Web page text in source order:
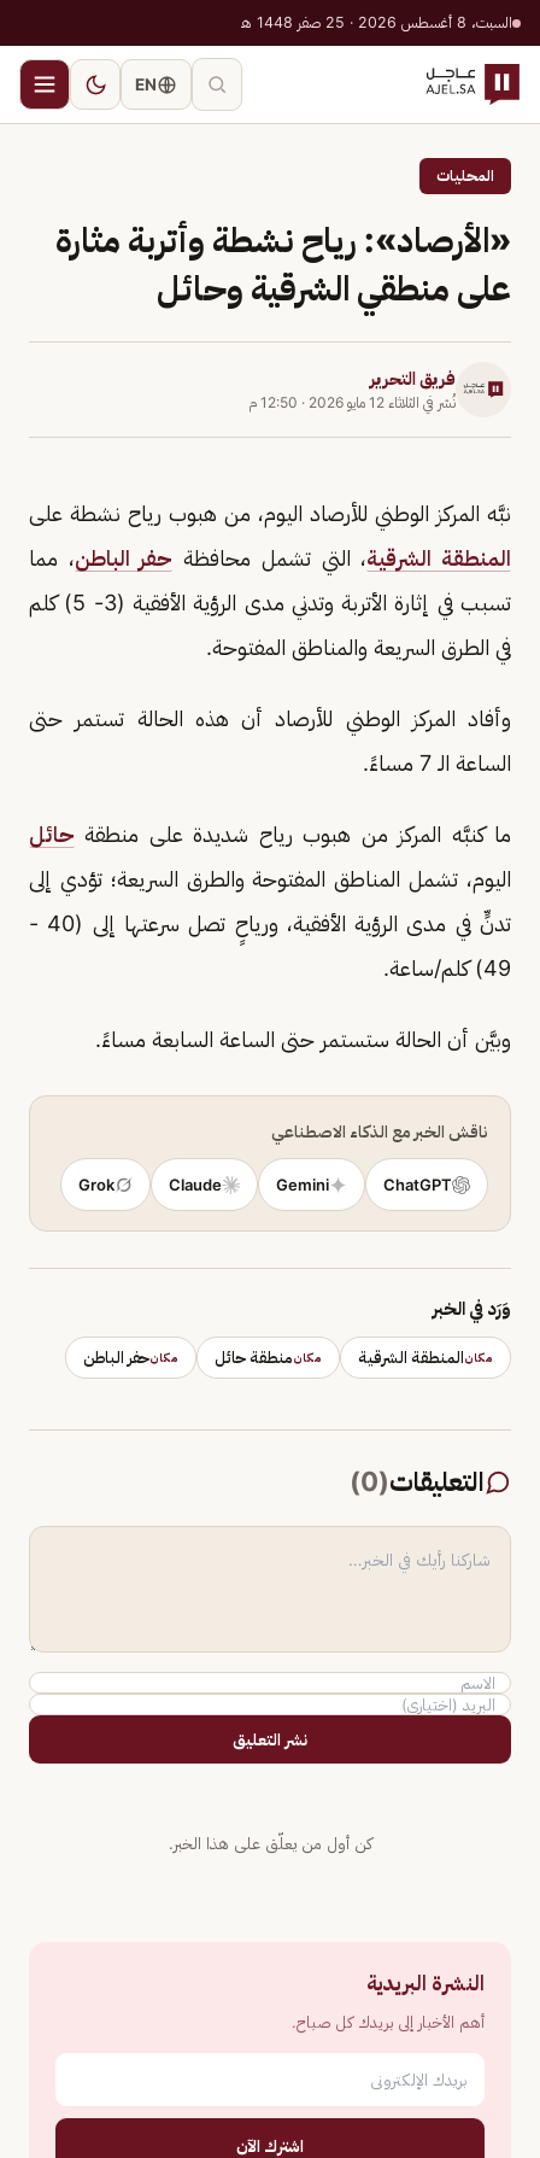
السبت، 8 أغسطس 2026 · 25 صفر 1448 هـ
EN
المحليات
«الأرصاد»: رياح نشطة وأتربة مثارة
على منطقي الشرقية وحائل
فريق التحرير
نُشر في الثلاثاء 12 مايو 2026 · 12:50 م
نبَّه المركز الوطني للأرصاد اليوم، من هبوب رياح نشطة على
المنطقة الشرقية، التي تشمل محافظة حفر الباطن، مما
تسبب في إثارة الأتربة وتدني مدى الرؤية الأفقية (3- 5) كلم
في الطرق السريعة والمناطق المفتوحة.
وأفاد المركز الوطني للأرصاد أن هذه الحالة تستمر حتى
الساعة الـ 7 مساءً.
ما كنبَّه المركز من هبوب رياح شديدة على ‏منطقة ‏ حائل
اليوم، تشمل ‏المناطق ‏المفتوحة والطرق السريعة؛ تؤدي إلى
تدنٍّ في مدى الرؤية الأفقية، ورياحٍ تصل سرعتها إلى (40 -
49) كلم/ساعة.
وبيَّن أن الحالة ستستمر حتى الساعة السابعة مساءً.
ناقش الخبر مع الذكاء الاصطناعي
ChatGPT
Gemini
Claude
Grok
وَرَد في الخبر
مكانالمنطقة الشرقية مكانمنطقة حائل مكانحفر الباطن
التعليقات(
0
)
نشر التعليق
كن أول من يعلّق على هذا الخبر.
النشرة البريدية
أهم الأخبار إلى بريدك كل صباح.
اشترك الآن